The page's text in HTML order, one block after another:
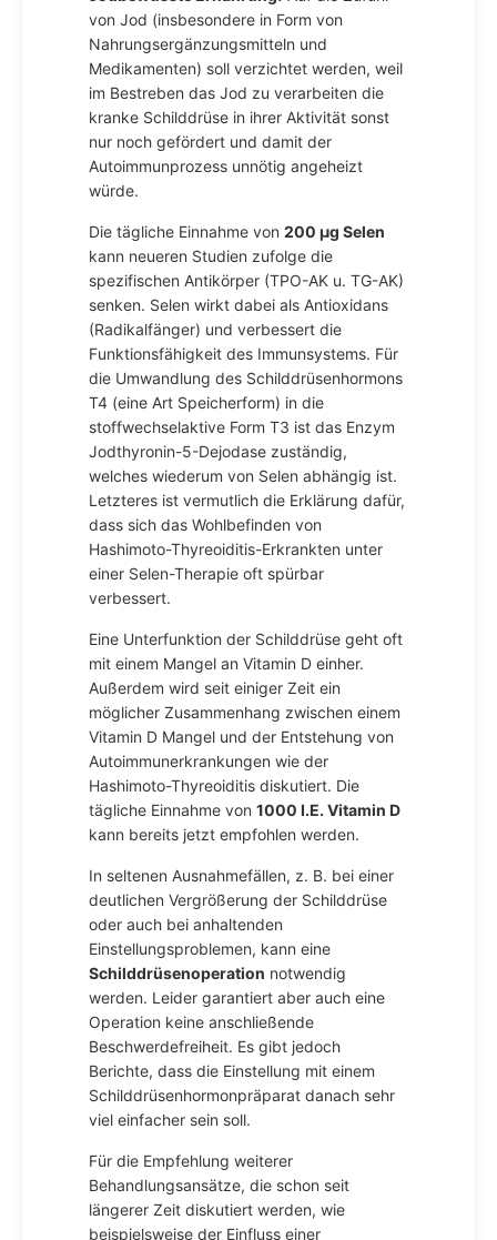
von Jod (insbesondere in Form von
Nahrungsergänzungsmitteln und
Medikamenten) soll verzichtet werden, weil
im Bestreben das Jod zu verarbeiten die
kranke Schilddrüse in ihrer Aktivität sonst
nur noch gefördert und damit der
Autoimmunprozess unnötig angeheizt
würde.
Die tägliche Einnahme von 200 µg Selen
kann neueren Studien zufolge die
spezifischen Antikörper (TPO-AK u. TG-AK)
senken. Selen wirkt dabei als Antioxidans
(Radikalfänger) und verbessert die
Funktionsfähigkeit des Immunsystems. Für
die Umwandlung des Schilddrüsenhormons
T4 (eine Art Speicherform) in die
stoffwechselaktive Form T3 ist das Enzym
Jodthyronin-5-Dejodase zuständig,
welches wiederum von Selen abhängig ist.
Letzteres ist vermutlich die Erklärung dafür,
dass sich das Wohlbefinden von
Hashimoto-Thyreoiditis-Erkrankten unter
einer Selen-Therapie oft spürbar
verbessert.
Eine Unterfunktion der Schilddrüse geht oft
mit einem Mangel an Vitamin D einher.
Außerdem wird seit einiger Zeit ein
möglicher Zusammenhang zwischen einem
Vitamin D Mangel und der Entstehung von
Autoimmunerkrankungen wie der
Hashimoto-Thyreoiditis diskutiert. Die
tägliche Einnahme von 1000 I.E. Vitamin D
kann bereits jetzt empfohlen werden.
In seltenen Ausnahmefällen, z. B. bei einer
deutlichen Vergrößerung der Schilddrüse
oder auch bei anhaltenden
Einstellungsproblemen, kann eine
Schilddrüsenoperation notwendig
werden. Leider garantiert aber auch eine
Operation keine anschließende
Beschwerdefreiheit. Es gibt jedoch
Berichte, dass die Einstellung mit einem
Schilddrüsenhormonpräparat danach sehr
viel einfacher sein soll.
Für die Empfehlung weiterer
Behandlungsansätze, die schon seit
längerer Zeit diskutiert werden, wie
beispielsweise der Einfluss einer